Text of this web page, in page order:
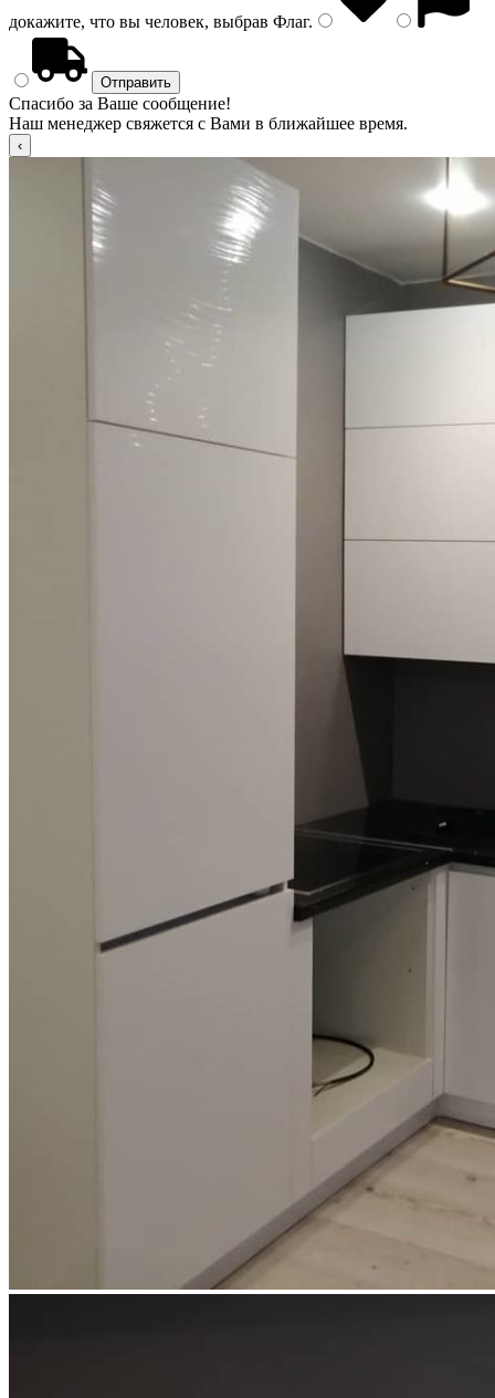
докажите, что вы человек, выбрав Флаг.
Спасибо за Ваше сообщение!
Наш менеджер свяжется с Вами в ближайшее время.